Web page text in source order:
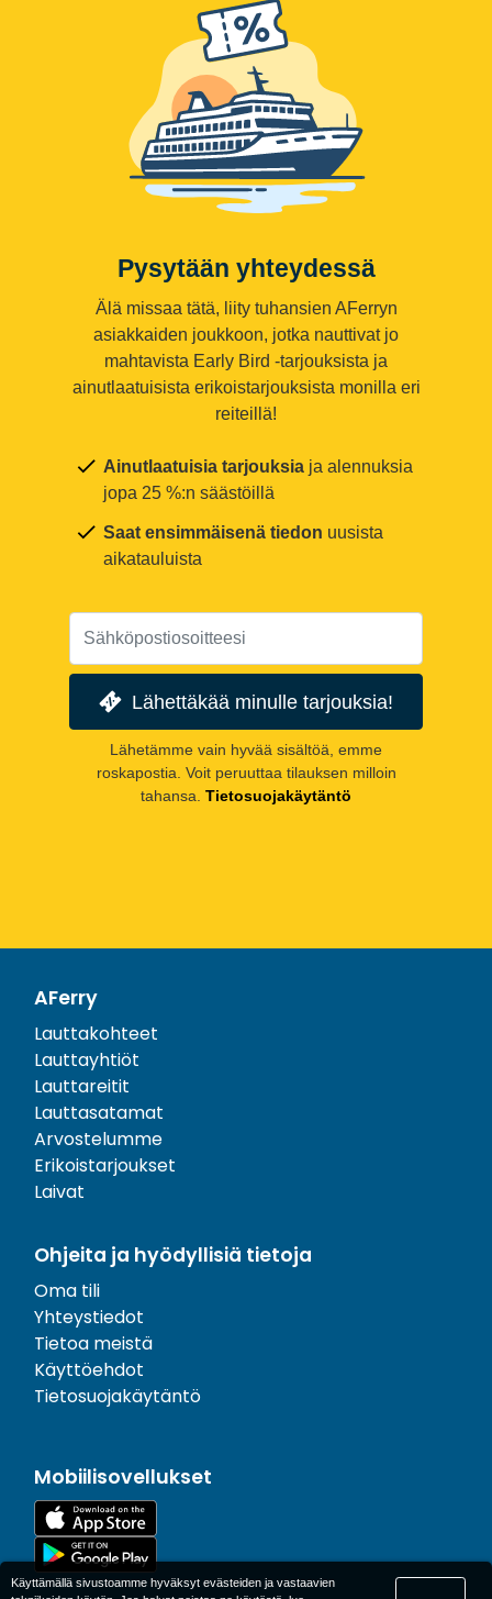
Pysytään yhteydessä
Älä missaa tätä, liity tuhansien AFerryn
asiakkaiden joukkoon, jotka nauttivat jo
mahtavista Early Bird -tarjouksista ja
ainutlaatuisista erikoistarjouksista monilla eri
reiteillä!
Ainutlaatuisia tarjouksia ja alennuksia
jopa 25 %:n säästöillä
Saat ensimmäisenä tiedon uusista
aikatauluista
Lähettäkää minulle tarjouksia!
Lähetämme vain hyvää sisältöä, emme
roskapostia. Voit peruuttaa tilauksen milloin
tahansa. Tietosuojakäytäntö
AFerry
Lauttakohteet
Lauttayhtiöt
Lauttareitit
Lauttasatamat
Arvostelumme
Erikoistarjoukset
Laivat
Ohjeita ja hyödyllisiä tietoja
Oma tili
Yhteystiedot
Tietoa meistä
Käyttöehdot
Tietosuojakäytäntö
Mobiilisovellukset
Käyttämällä sivustoamme hyväksyt evästeiden ja vastaavien